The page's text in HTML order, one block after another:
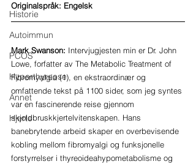
Historie
Autoimmun
PCOS
Hyperthyreose
Annet
Hjerte
Originalspråk: Engelsk
Mark Swanson: Intervjugjesten min er Dr. John
Lowe, forfatter av The Metabolic Treatment of
Fibromyalgia (1), en ekstraordinær og
omfattende tekst på 1100 sider, som jeg syntes
var en fascinerende reise gjennom
skjoldbruskkjertelvitenskapen. Hans
banebrytende arbeid skaper en overbevisende
kobling mellom fibromyalgi og funksjonelle
forstyrrelser i thyreoideahypometabolisme og